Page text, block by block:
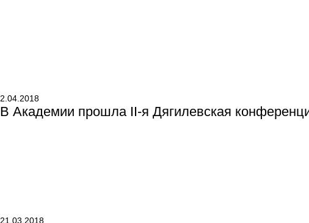
2.04.2018
В Академии прошла II-я Дягилевская
21.03.2018